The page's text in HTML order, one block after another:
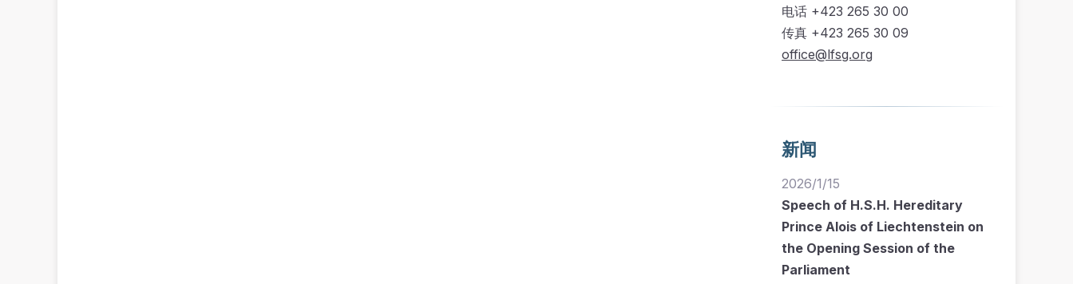
电话 +423 265 30 00
传真 +423 265 30 09
office@lfsg.org
新闻
2026/1/15
Speech of H.S.H. Hereditary
Prince Alois of Liechtenstein on
the Opening Session of the
Parliament